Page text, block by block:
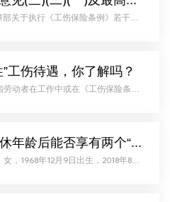
某驾驶的电动三轮摩托车从单位种
关于执行《工伤保险条例》若干问
部发〔2025〕62号各省、自治区、
《条例》第十四条和第十五条规定
，应当考虑是否属于法律规定的或者
工伤待遇，你了解吗？
劳动者在工作中或在《工伤保险条
有关的特殊情况下，因意外伤害或患
本人工资，二级伤残为25个月的本
23个月的本人工资，四级伤残为21达到法定退休年龄后能否享有两个“一次性”补助金？
，1968年12月9日出生，2018年8月
上班，同年9月11日在工作过程中受